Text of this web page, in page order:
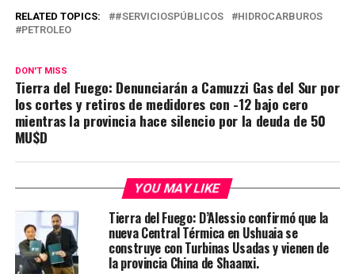
RELATED TOPICS: #SERVICIOSPÚBLICOS
HIDROCARBUROS
PETROLEO
DON'T MISS
Tierra del Fuego: Denunciarán a Camuzzi Gas del Sur por
los cortes y retiros de medidores con -12 bajo cero
mientras la provincia hace silencio por la deuda de 50
MU$D
YOU MAY LIKE
Tierra del Fuego: D’Alessio confirmó que la
nueva Central Térmica en Ushuaia se
construye con Turbinas Usadas y vienen de
la provincia China de Shaanxi.